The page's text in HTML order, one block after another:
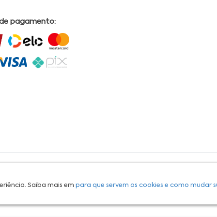
Saiba mais empara que servem os cookies e como mudar
pagamento:
DRUGSTORE|CNPJ: 05.230.009/0009-60 | End: Av. Tomas Espindola nº 630 - Farol
CRF/AL Nº 2558 OBS: Preços exclusivos para produtos comercializados na Loja Virtual da
Email:
de um profissional da área médica. Apenas o médico está capacitado para
um médico deve ser consultado. A Farmácia Permanente trabalha com as
com tranquilidade. A privacidade e a segurança dos clientes são compromissos da
de produto em nosso estoque.